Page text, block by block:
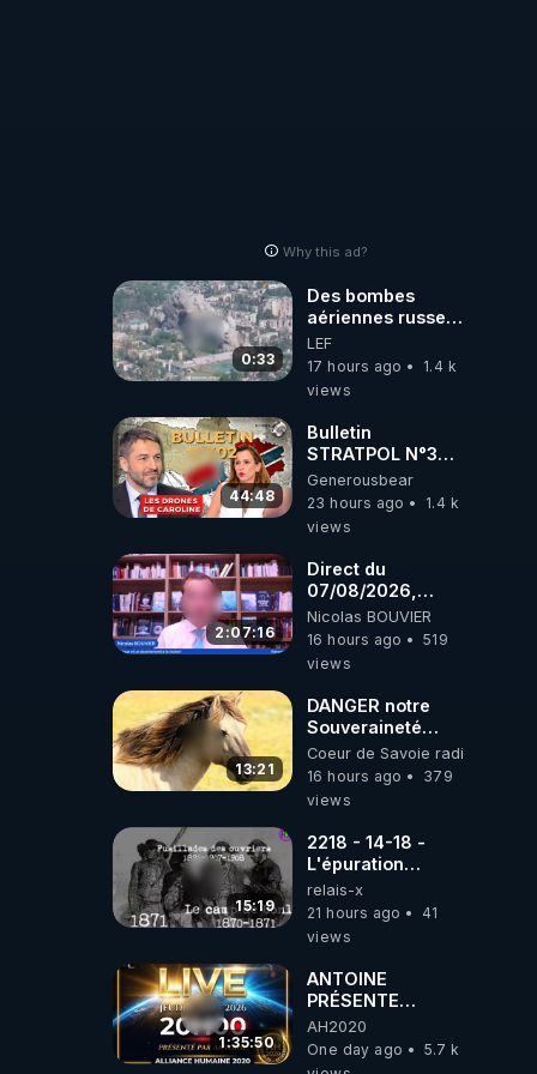
Why this ad?
0:33
Des bombes
aériennes russes
anéantissent les
centres de
contrôle de
brigades
ukrainienne
LEF
17 hours ago
1.4 k
views
44:48
Bulletin
STRATPOL N°302.
Armée des
drones, MS-21 en
série, missiles
07.08.2026.
Generousbear
23 hours ago
1.4 k
views
2:07:16
Direct du
07/08/2026,
présenté par
Nicolas BOUVIER
Nicolas BOUVIER
16 hours ago
519
views
13:21
DANGER notre
Souveraineté
Alimentaire est
attaqué...
Coeur de Savoie radioweb TV
16 hours ago
379
views
15:19
2218 - 14-18 -
L'épuration
républicaine
organisée par les
frères de la
relais-x
21 hours ago
41
views
1:35:50
ANTOINE
PRÉSENTE
AH2020 LE LIVE
20H ***DU
06/08/2026***
AH2020
One day ago
5.7 k